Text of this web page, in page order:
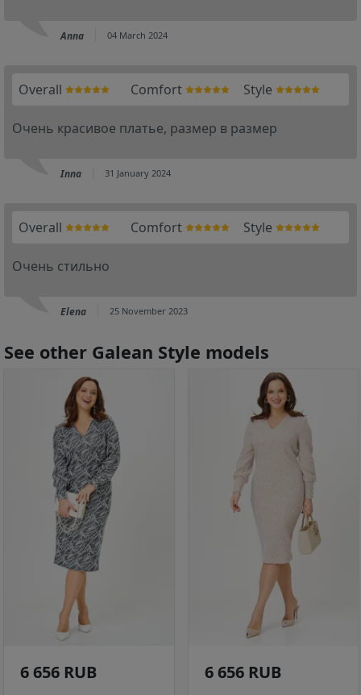
Anna 04 March 2024
Overall Comfort Style
Очень красивое платье, размер в размер
Inna 31 January 2024
Overall Comfort Style
Очень стильно
Elena 25 November 2023
See other Galean Style models
6 656 RUB 6 656 RUB